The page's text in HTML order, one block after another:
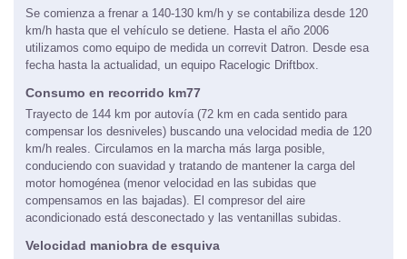
Se comienza a frenar a 140-130 km/h y se contabiliza desde 120
km/h hasta que el vehículo se detiene. Hasta el año 2006
utilizamos como equipo de medida un correvit Datron. Desde esa
fecha hasta la actualidad, un equipo Racelogic Driftbox.
Consumo en recorrido km77
Trayecto de 144 km por autovía (72 km en cada sentido para
compensar los desniveles) buscando una velocidad media de 120
km/h reales. Circulamos en la marcha más larga posible,
conduciendo con suavidad y tratando de mantener la carga del
motor homogénea (menor velocidad en las subidas que
compensamos en las bajadas). El compresor del aire
acondicionado está desconectado y las ventanillas subidas.
Velocidad maniobra de esquiva